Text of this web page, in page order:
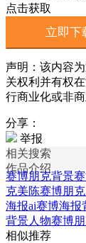
点击获取
立即下
声明：该内容
关权利并有权
行商业化或非商
分享：
举报
相关搜索
作品介绍
赛博朋克背景
克美陈赛博朋
海报ai赛博海报
背景人物赛博
相似推荐